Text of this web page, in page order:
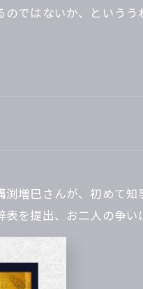
ではないか、という
増巳さんが、初めて
を提出、お二人の争